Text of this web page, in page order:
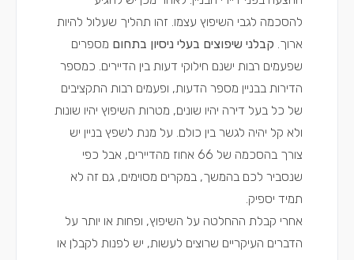
להסכמה לגבי השיפוץ עצמו. זהו תהליך שעלול להיות
ארוך. קבלני שיפוצים בעלי ניסיון בתחום מספרים
שפעמים רבות ישנם חילוקי דעות בין הדיירים. כמספר
הדירות בבניין מספר הדעות, ופעמים רבות התקציבים
של כל בעל דירה יהיו שונים, מטרות השיפוץ יהיו שונות
ולא קל יהיה לגשר בין כולם. על מנת לשפץ בניין יש
צורך בהסכמה של 66 אחוז מהדיירים, אבל כפי
שנסביר לכם בהמשך, במקרים מסוימים, גם זה לא
תמיד יספיק.
אחרי קבלת ההחלטה על השיפוץ, ופחות או יותר על
הדברים העיקריים שרוצים לעשות, יש לפנות לקבלן או